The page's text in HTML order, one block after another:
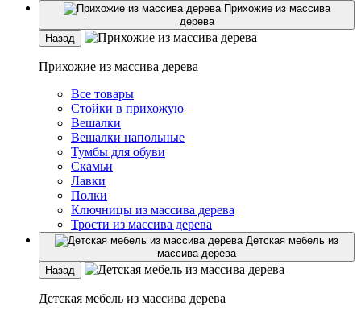
Прихожие из массива
дерева
Назад
Прихожие из массива дерева
Все товары
Стойки в прихожую
Вешалки
Вешалки напольные
Тумбы для обуви
Скамьи
Лавки
Полки
Ключницы из массива дерева
Трости из массива дерева
Детская мебель из
массива дерева
Назад
Детская мебель из массива дерева